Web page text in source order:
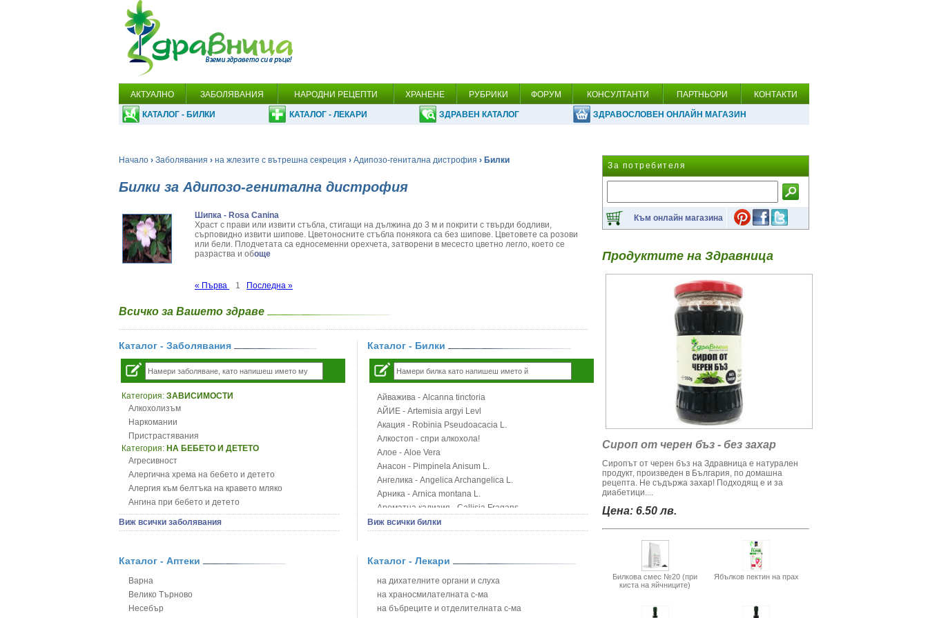
АКТУАЛНО ЗАБОЛЯВАНИЯ НАРОДНИ РЕЦЕПТИ ХРАНЕНЕ РУБРИКИ ФОРУМ КОНСУЛТАНТИ ПАРТНЬОРИ КОНТАКТИ
КАТАЛОГ - БИЛКИ КАТАЛОГ - ЛЕКАРИ ЗДРАВЕН КАТАЛОГ ЗДРАВОСЛОВЕН ОНЛАЙН МАГАЗИН
Начало › Заболявания › на жлезите с вътрешна секреция › Адипозо-генитална дистрофия › Билки
Билки за Адипозо-генитална дистрофия
Шипка - Rosa Canina
Храст с прави или извити стъбла, стигащи на дължина до 3 м и покрити с твърди бодливи,
сърповидно извити шипове. Цветоносните стъбла понякога са без шипове. Цветовете са розови
или бели. Плодчетата са едносеменни орехчета, затворени в месесто цветно легло, което се
разраства и обоще
« Първа 1 Последна »
Всичко за Вашето здраве
Каталог - Заболявания
Категория: ЗАВИСИМОСТИ
Алкохолизъм
Наркомании
Пристрастявания
Категория: НА БЕБЕТО И ДЕТЕТО
Агресивност
Алергична хрема на бебето и детето
Алергия към белтъка на кравето мляко
Ангина при бебето и детето
Анемия при бебето и детето
Апетит - пълни деца
Безапетитие при бебето и детето
Бронхит и пневмония при деца
Варицела
Висока температура на бебето и детето
Виж всички заболявания
Каталог - Билки
Айважива - Alcanna tinctoria
АЙИЕ - Artemisia argyi Levl
Акация - Robinia Pseudoacacia L.
Алкостоп - спри алкохола!
Алое - Aloe Vera
Анасон - Pimpinela Anisum L.
Ангелика - Angelica Archangelica L.
Арника - Arnica montana L.
Ароматна кализия - Callisia Fragans
Арония - Sorbus melanocorpa
Блатен аир - Acorus calamus L.
Блатен тъжник - Spirea ulmaria L.
Блян
Бобови шушулки - Phaseolus Vulgaris L.
Виж всички билки
Каталог - Аптеки
Варна
Велико Търново
Несебър
Каталог - Лекари
на дихателните органи и слуха
на храносмилателната с-ма
на бъбреците и отделителната с-ма
За потребителя
Към онлайн магазина
Продуктите на Здравница
Сироп от черен бъз - без захар
Сиропът от черен бъз на Здравница е натурален
продукт, произведен в България, по домашна
рецепта. Не съдържа захар! Подходящ е и за
диабетици....
Цена: 6.50 лв.
Билкова смес №20 (при
киста на яйчниците)
Ябълков пектин на прах